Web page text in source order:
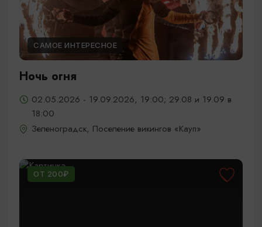
САМОЕ ИНТЕРЕСНОЕ
Ночь огня
02.05.2026 - 19.09.2026, 19:00; 29.08 и 19.09 в
18:00
Зеленоградск, Поселение викингов «Кауп»
ОТ 200₽